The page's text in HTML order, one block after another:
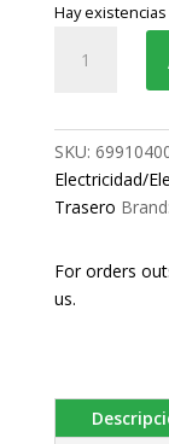
Hay existencias
trasero
SKU:
Electricidad/
Trasero Brand:
For orders
us.